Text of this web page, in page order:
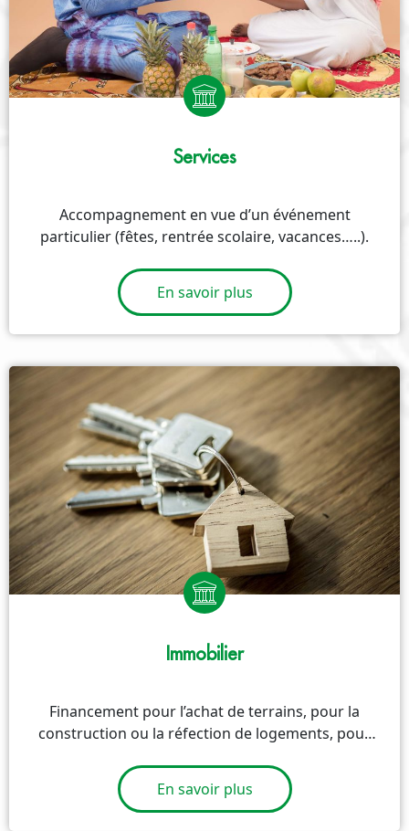
Services
Accompagnement en vue d’un événement
particulier (fêtes, rentrée scolaire, vacances…..).
En savoir plus
Immobilier
Financement pour l’achat de terrains, pour la
construction ou la réfection de logements, pour
En savoir plus